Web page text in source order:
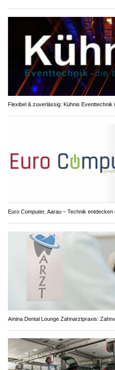
Flexibel & zuverlässig: Kühnis Eventtechnik
Euro Computer, Aarau – Technik entdecken
Amina Dental Lounge Zahnarztpraxis: